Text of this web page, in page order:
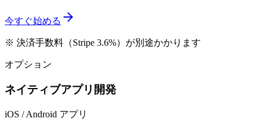
今すぐ始める
※ 決済手数料（Stripe 3.6%）が別途かかります
オプション
ネイティブアプリ開発
iOS / Android アプリ